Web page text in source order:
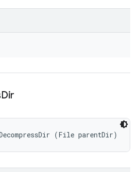
Dir
(File parentDir)